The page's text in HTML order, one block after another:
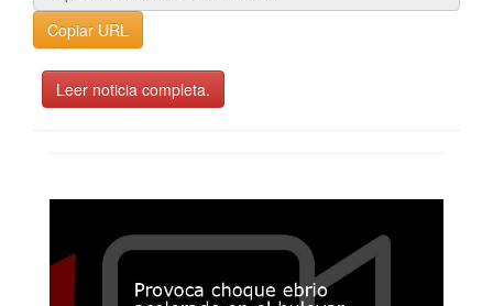
Copiar URL
Leer noticia completa.